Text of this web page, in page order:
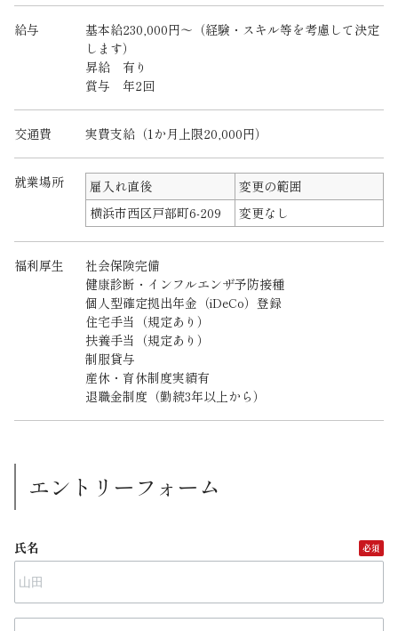
給与
基本給230,000円～（経験・スキル等を考慮して決定
します）
昇給 有り
賞与 年2回
交通費 実費支給（1か月上限20,000円）
就業場所 雇入れ直後
変更の範囲
横浜市西区戸部町6-209
変更なし
福利厚生
社会保険完備
健康診断・インフルエンザ予防接種
個人型確定拠出年金（iDeCo）登録
住宅手当（規定あり）
扶養手当（規定あり）
制服貸与
産休・育休制度実績有
退職金制度（勤続3年以上から）
エントリーフォーム
氏名